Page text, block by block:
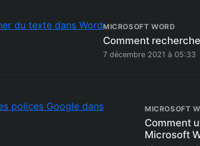
MICROSOFT WORD
Comment
7 décembre 2021 à 05:33
MICROSOFT
Comment
Microsoft